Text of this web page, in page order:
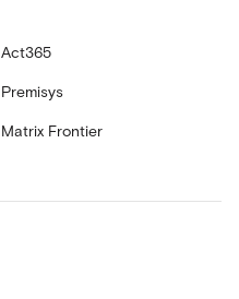
Act365
Premisys
Matrix Frontier